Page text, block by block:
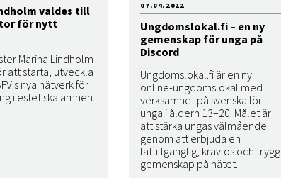
valdes till
för nytt
Marina Lindholm
att starta, utveckla
nya nätverk för
i estetiska ämnen.
Ungdomslokal.fi – en ny
gemenskap för unga på
Discord
Ungdomslokal.fi är en ny
online-ungdomslokal med
verksamhet på svenska för
unga i åldern 13–20. Målet är
att stärka ungas välmående
genom att erbjuda en
lättillgänglig, kravlös och trygg
gemenskap på nätet.
07.04.2022